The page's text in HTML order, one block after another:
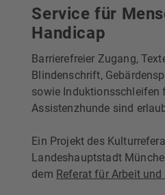
Service für
Handicap
Barrierefreier Zugang,
Blindenschrift,
sowie Induktionsschleifen
Assistenzhunde sind
Ein Projekt des
Landeshauptstadt
dem Referat für Arbeit